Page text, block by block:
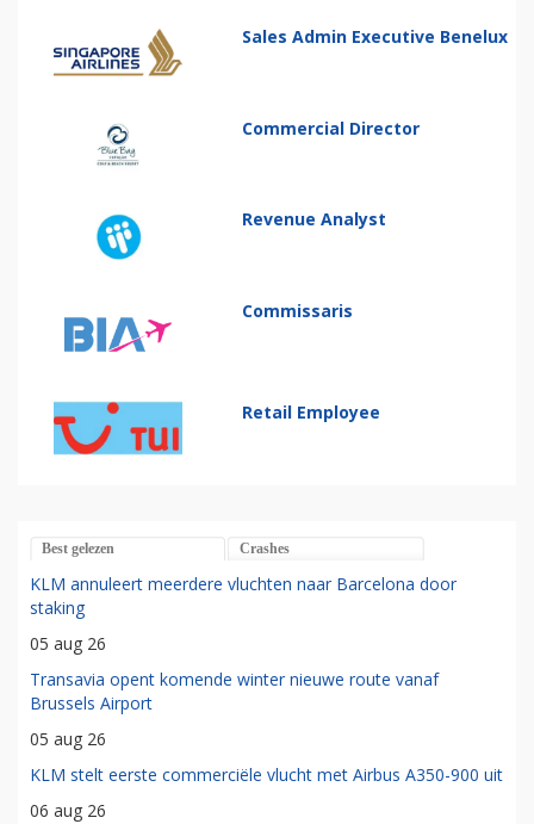
Sales Admin Executive Benelux
Commercial Director
Revenue Analyst
Commissaris
Retail Employee
Best gelezen Crashes
KLM annuleert meerdere vluchten naar Barcelona door
staking
05 aug 26
Transavia opent komende winter nieuwe route vanaf
Brussels Airport
05 aug 26
KLM stelt eerste commerciële vlucht met Airbus A350-900 uit
06 aug 26